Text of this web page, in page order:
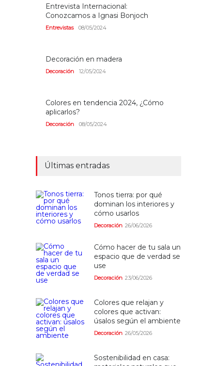
Entrevista Internacional:
Conozcamos a Ignasi Bonjoch
Entrevistas 08/05/2024
Decoración en madera
Decoración 12/05/2024
Colores en tendencia 2024, ¿Cómo
aplicarlos?
Decoración 08/05/2024
Últimas entradas
Tonos tierra: por qué
dominan los interiores y
cómo usarlos
Decoración 26/06/2026
Cómo hacer de tu sala un
espacio que de verdad se
use
Decoración 23/06/2026
Colores que relajan y
colores que activan:
úsalos según el ambiente
Decoración 26/05/2026
Sostenibilidad en casa: